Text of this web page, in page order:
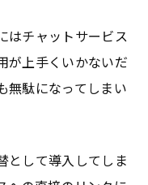
はチャットサービス
が上手くいかないだ
無駄になってしまい
として導入してしま